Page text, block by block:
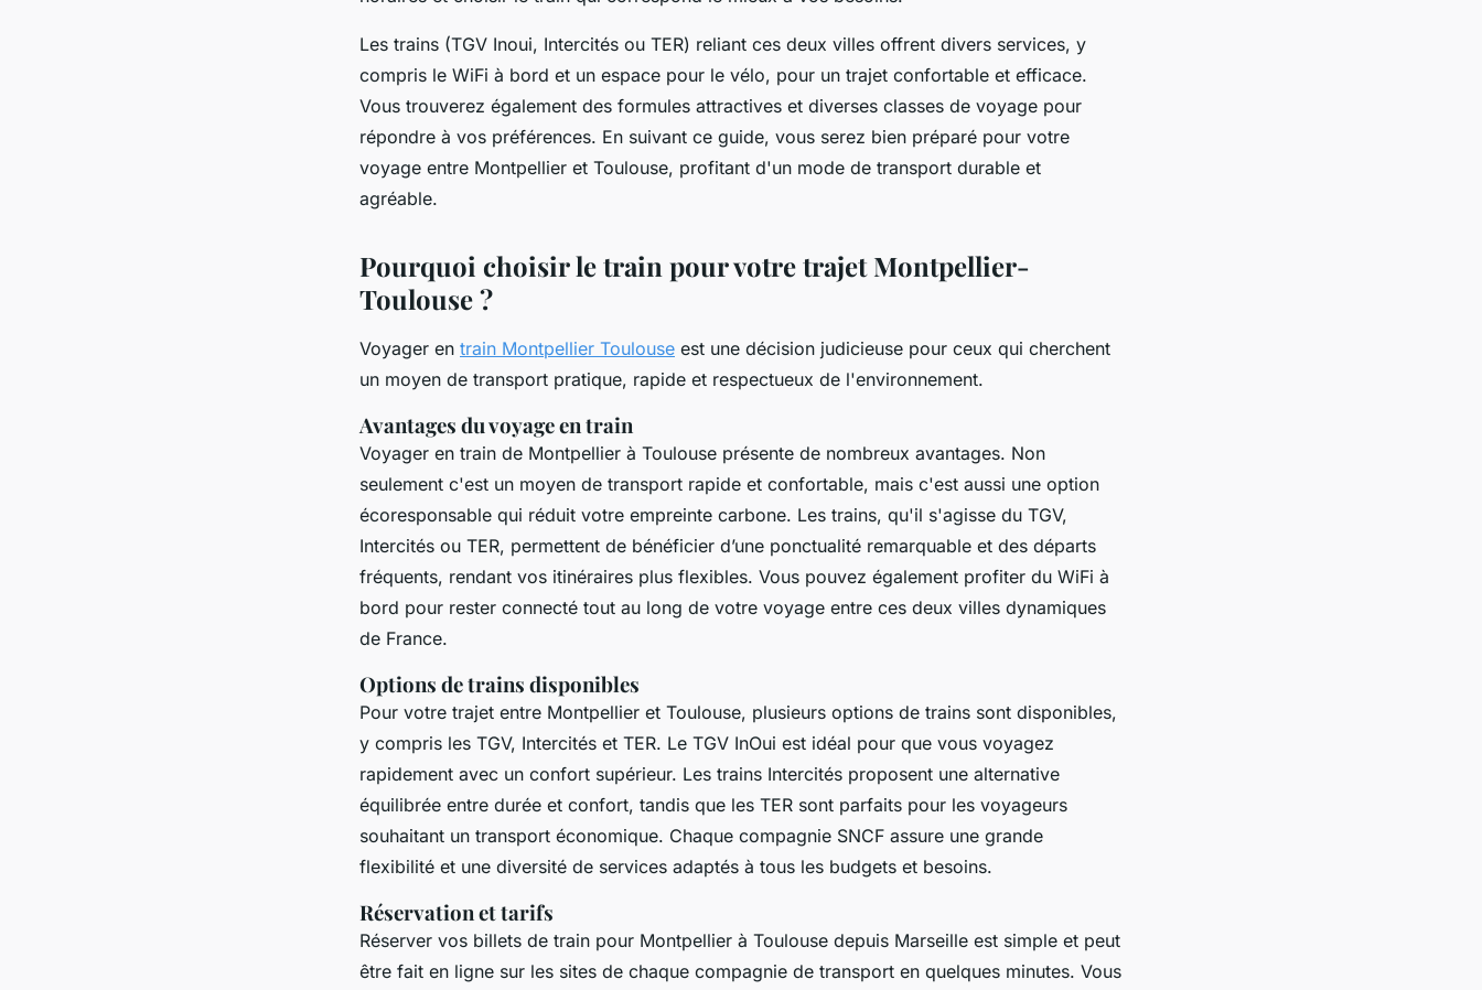
Les trains (TGV Inoui, Intercités ou TER) reliant ces deux villes offrent divers services, y
compris le WiFi à bord et un espace pour le vélo, pour un trajet confortable et efficace.
Vous trouverez également des formules attractives et diverses classes de voyage pour
répondre à vos préférences. En suivant ce guide, vous serez bien préparé pour votre
voyage entre Montpellier et Toulouse, profitant d'un mode de transport durable et
agréable.
Pourquoi choisir le train pour votre trajet Montpellier-
Toulouse ?
Voyager en train Montpellier Toulouse est une décision judicieuse pour ceux qui cherchent
un moyen de transport pratique, rapide et respectueux de l'environnement.
Avantages du voyage en train
Voyager en train de Montpellier à Toulouse présente de nombreux avantages. Non
seulement c'est un moyen de transport rapide et confortable, mais c'est aussi une option
écoresponsable qui réduit votre empreinte carbone. Les trains, qu'il s'agisse du TGV,
Intercités ou TER, permettent de bénéficier d’une ponctualité remarquable et des départs
fréquents, rendant vos itinéraires plus flexibles. Vous pouvez également profiter du WiFi à
bord pour rester connecté tout au long de votre voyage entre ces deux villes dynamiques
de France.
Options de trains disponibles
Pour votre trajet entre Montpellier et Toulouse, plusieurs options de trains sont disponibles,
y compris les TGV, Intercités et TER. Le TGV InOui est idéal pour que vous voyagez
rapidement avec un confort supérieur. Les trains Intercités proposent une alternative
équilibrée entre durée et confort, tandis que les TER sont parfaits pour les voyageurs
souhaitant un transport économique. Chaque compagnie SNCF assure une grande
flexibilité et une diversité de services adaptés à tous les budgets et besoins.
Réservation et tarifs
Réserver vos billets de train pour Montpellier à Toulouse depuis Marseille est simple et peut
être fait en ligne sur les sites de chaque compagnie de transport en quelques minutes. Vous